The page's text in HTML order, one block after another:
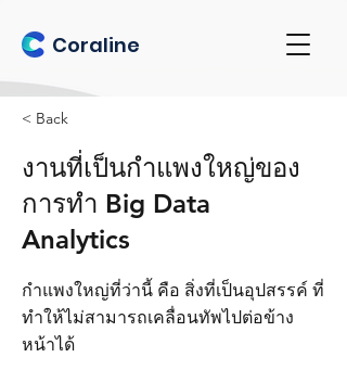
Coraline
< Back
งานที่เป็นกำแพงใหญ่ของ
การทำ Big Data
Analytics
กำแพงใหญ่ที่ว่านี้ คือ สิ่งที่เป็นอุปสรรค์ ที่
ทำให้ไม่สามารถเคลื่อนทัพไปต่อข้าง
หน้าได้